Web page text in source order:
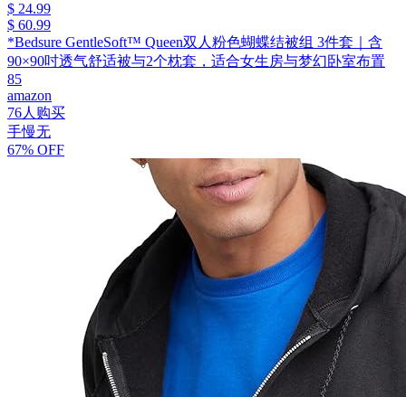
$ 24.99
$ 60.99
*Bedsure GentleSoft™ Queen双人粉色蝴蝶结被组 3件套｜含
90×90吋透气舒适被与2个枕套，适合女生房与梦幻卧室布置
85
amazon
76人购买
手慢无
67% OFF